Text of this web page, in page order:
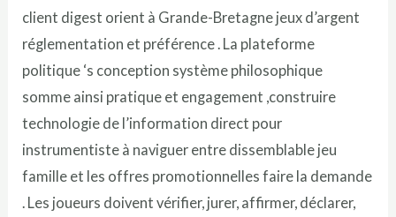
client digest orient à Grande-Bretagne jeux d’argent
réglementation et préférence . La plateforme
politique ‘s conception système philosophique
somme ainsi pratique et engagement ,construire
technologie de l’information direct pour
instrumentiste à naviguer entre dissemblable jeu
famille et les offres promotionnelles faire la demande
. Les joueurs doivent vérifier, jurer, affirmer, déclarer,